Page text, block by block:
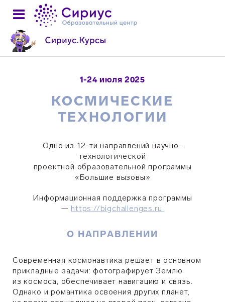
1-24 июля 2025
КОСМИЧЕСКИЕ
ТЕХНОЛОГИИ
Одно из 12-ти направлений научно-
технологической
проектной образовательной программы
«Большие вызовы»
Информационная поддержка программы
— https://bigchallenges.ru
О НАПРАВЛЕНИИ
Современная космонавтика решает в основном
прикладные задачи: фотографирует Землю
из космоса, обеспечивает навигацию и связь.
Однако и романтика освоения других планет,